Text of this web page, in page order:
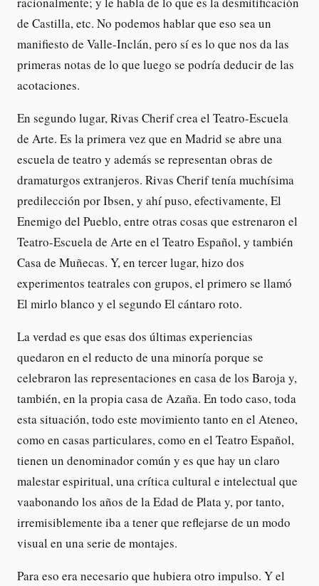
de Castilla, etc. No podemos hablar que eso sea un
manifiesto de Valle-Inclán, pero sí es lo que nos da las
primeras notas de lo que luego se podría deducir de las
acotaciones.
En segundo lugar, Rivas Cherif crea el Teatro-Escuela
de Arte. Es la primera vez que en Madrid se abre una
escuela de teatro y además se representan obras de
dramaturgos extranjeros. Rivas Cherif tenía muchísima
predilección por Ibsen, y ahí puso, efectivamente, El
Enemigo del Pueblo, entre otras cosas que estrenaron el
Teatro-Escuela de Arte en el Teatro Español, y también
Casa de Muñecas. Y, en tercer lugar, hizo dos
experimentos teatrales con grupos, el primero se llamó
El mirlo blanco y el segundo El cántaro roto.
La verdad es que esas dos últimas experiencias
quedaron en el reducto de una minoría porque se
celebraron las representaciones en casa de los Baroja y,
también, en la propia casa de Azaña. En todo caso, toda
esta situación, todo este movimiento tanto en el Ateneo,
como en casas particulares, como en el Teatro Español,
tienen un denominador común y es que hay un claro
malestar espiritual, una crítica cultural e intelectual que
vaabonando los años de la Edad de Plata y, por tanto,
irremisiblemente iba a tener que reflejarse de un modo
visual en una serie de montajes.
Para eso era necesario que hubiera otro impulso. Y el